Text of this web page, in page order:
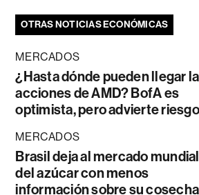
OTRAS NOTICIAS ECONÓMICAS
MERCADOS
¿Hasta dónde pueden llegar
acciones de AMD? BofA es
optimista, pero advierte
MERCADOS
Brasil deja al mercado mundial
del azúcar con menos
información sobre su